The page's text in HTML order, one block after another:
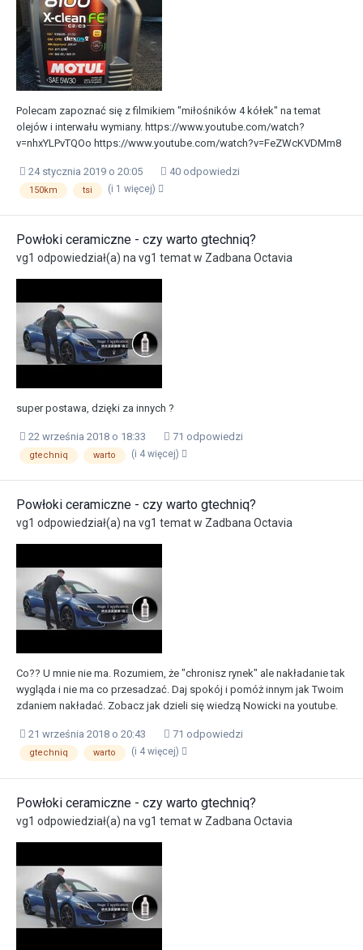
Polecam zapoznać się z filmikiem "miłośników 4 kółek" na temat
olejów i interwału wymiany. https://www.youtube.com/watch?
v=nhxYLPvTQOo https://www.youtube.com/watch?v=FeZWcKVDMm8
24 stycznia 2019 o 20:05 40 odpowiedzi
150km tsi (i 1 więcej)
Powłoki ceramiczne - czy warto gtechniq?
vg1 odpowiedział(a) na vg1 temat w Zadbana Octavia
super postawa, dzięki za innych ?
22 września 2018 o 18:33 71 odpowiedzi
gtechniq warto (i 4 więcej)
Powłoki ceramiczne - czy warto gtechniq?
vg1 odpowiedział(a) navg1 temat w Zadbana Octavia
Co?? U mnie nie ma. Rozumiem, że "chronisz rynek" ale nakładanie tak
wygląda i nie ma co przesadzać. Daj spokój i pomóż innym jak Twoim
zdaniem nakładać. Zobacz jak dzieli się wiedzą Nowicki na youtube.
21 września 2018 o 20:43 71 odpowiedzi
gtechniq warto (i 4 więcej)
Powłoki ceramiczne - czy warto gtechniq?
vg1 odpowiedział(a) na vg1 temat w Zadbana Octavia